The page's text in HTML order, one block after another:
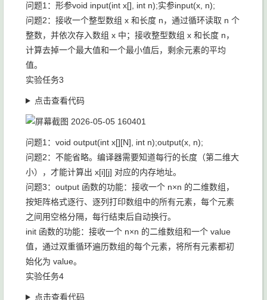
问题1：形参void input(int x[], int n);实参input(x, n);
问题2：接收一个整型数组 x 和长度 n，通过循环读取 n 个
整数，并依次存入数组 x 中；接收整型数组 x 和长度 n，
计算去掉一个最大值和一个最小值后，剩余元素的平均
值。
实验任务3
点击查看代码
问题1：void output(int x[][N], int n);output(x, n);
问题2：不能省略。编译器需要知道每行的长度（第二维大
小），才能计算出 x[i][j] 对应的内存地址。
问题3：output 函数的功能：接收一个 n×n 的二维数组，
按矩阵格式逐行、逐列打印数组中的所有元素，每个元素
之间用空格分隔，每行结束后自动换行。
init 函数的功能：接收一个 n×n 的二维数组和一个 value
值，通过双重循环遍历数组的每个元素，将所有元素都初
始化为 value。
实验任务4
点击查看代码